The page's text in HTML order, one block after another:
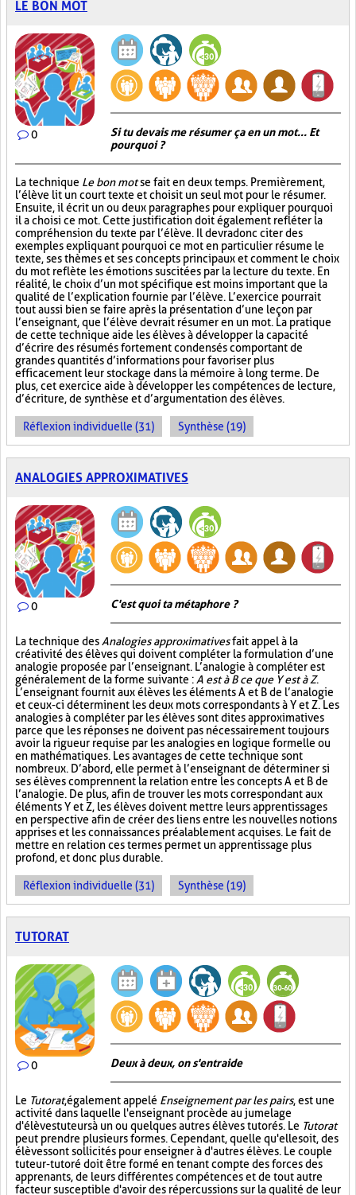
LE BON MOT
0
Si tu devais me résumer ça en un mot... Et
pourquoi ?
La technique Le bon motse fait en deux temps. Premièrement,
l’élève lit un court texte et choisit un seul mot pour le résumer.
Ensuite, il écrit un ou deux paragraphes pour expliquer pourquoi
il a choisi ce mot. Cette justification doit également refléter la
compréhension du texte par l’élève. Il devra donc citer des
exemples expliquant pourquoi ce mot en particulier résume le
texte, ses thèmes et ses concepts principaux et comment le choix
du mot reflète les émotions suscitées par la lecture du texte. En
réalité, le choix d’un mot spécifique est moins important que la
qualité de l’explication fournie par l’élève. L’exercice pourrait
tout aussi bien se faire après la présentation d’une leçon par
l’enseignant, que l’élève devrait résumer en un mot. La pratique
de cette technique aide les élèves à développer la capacité
d’écrire des résumés fortement condensés comportant de
grandes quantités d’informations pour favoriser plus
efficacement leur stockage dans la mémoire à long terme. De
plus, cet exercice aide à développer les compétences de lecture,
d’écriture, de synthèse et d’argumentation des élèves.
Réflexion individuelle (31) Synthèse (19)
ANALOGIES APPROXIMATIVES
0 C'est quoi ta métaphore ?
La technique des Analogies approximativesfait appel à la
créativité des élèves qui doivent compléter la formulation d’une
analogie proposée par l’enseignant. L’analogie à compléter est
généralement de la forme suivante : A est à B ce que Y est à Z.
L’enseignant fournit aux élèves les éléments A et B de l’analogie
et ceux-ci déterminent les deux mots correspondants à Y et Z. Les
analogies à compléter par les élèves sont dites approximatives
parce que les réponses ne doivent pas nécessairement toujours
avoir la rigueur requise par les analogies en logique formelle ou
en mathématiques. Les avantages de cette technique sont
nombreux. D’abord, elle permet à l’enseignant de déterminer si
ses élèves comprennent la relation entre les concepts A et B de
l’analogie. De plus, afin de trouver les mots correspondant aux
éléments Y et Z, les élèves doivent mettre leurs apprentissages
en perspective afin de créer des liens entre les nouvelles notions
apprises et les connaissances préalablement acquises. Le fait de
mettre en relation ces termes permet un apprentissage plus
profond, et donc plus durable.
Réflexion individuelle (31) Synthèse (19)
TUTORAT
0 Deux à deux, on s'entraide
Le Tutorat, également appelé Enseignement par les pairs, est une
activité dans laquelle l'enseignant procède au jumelage
d'élèves tuteurs à un ou quelques autres élèves tutorés. Le Tutorat
peut prendre plusieurs formes. Cependant, quelle qu'elle soit, des
élèves sont sollicités pour enseigner à d'autres élèves. Le couple
tuteur-tutoré doit être formé en tenant compte des forces des
apprenants, de leurs différentes compétences et de tout autre
facteur susceptible d'avoir des répercussions sur la qualité de leur